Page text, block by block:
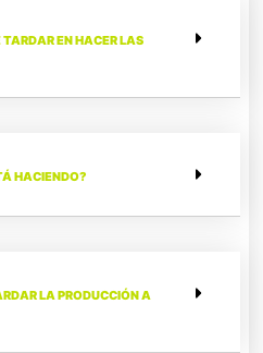
EN HACER LAS
HACIENDO?
LA PRODUCCIÓN A